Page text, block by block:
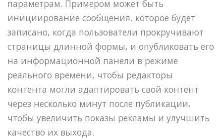
параметрам. Примером может быть
инициирование сообщения, которое будет
записано, когда пользователи прокручивают
страницы длинной формы, и опубликовать его
на информационной панели в режиме
реального времени, чтобы редакторы
контента могли адаптировать свой контент
через несколько минут после публикации,
чтобы увеличить показы рекламы и улучшить
качество их выхода.